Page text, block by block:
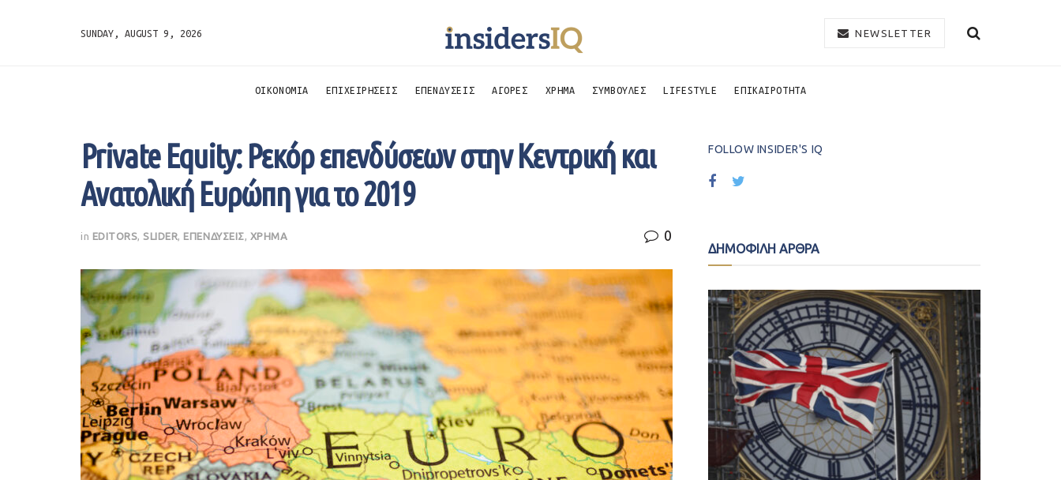
SUNDAY, AUGUST 9, 2026 NEWSLETTER
ΟΙΚΟΝΟΜΙΑ ΕΠΙΧΕΙΡΗΣΕΙΣ ΕΠΕΝΔΥΣΕΙΣ ΑΓΟΡΕΣ ΧΡΗΜΑ ΣΥΜΒΟΥΛΕΣ LIFESTYLE ΕΠΙΚΑΙΡΟΤΗΤΑ
Private Equity: Ρεκόρ επενδύσεων στην Κεντρική και
Ανατολική Ευρώπη για το 2019
in EDITORS SLIDER ΕΠΕΝΔΥΣΕΙΣ ΧΡΗΜΑ 0
FOLLOW INSIDER'S IQ
ΔΗΜΟΦΙΛΗ ΑΡΘΡΑ